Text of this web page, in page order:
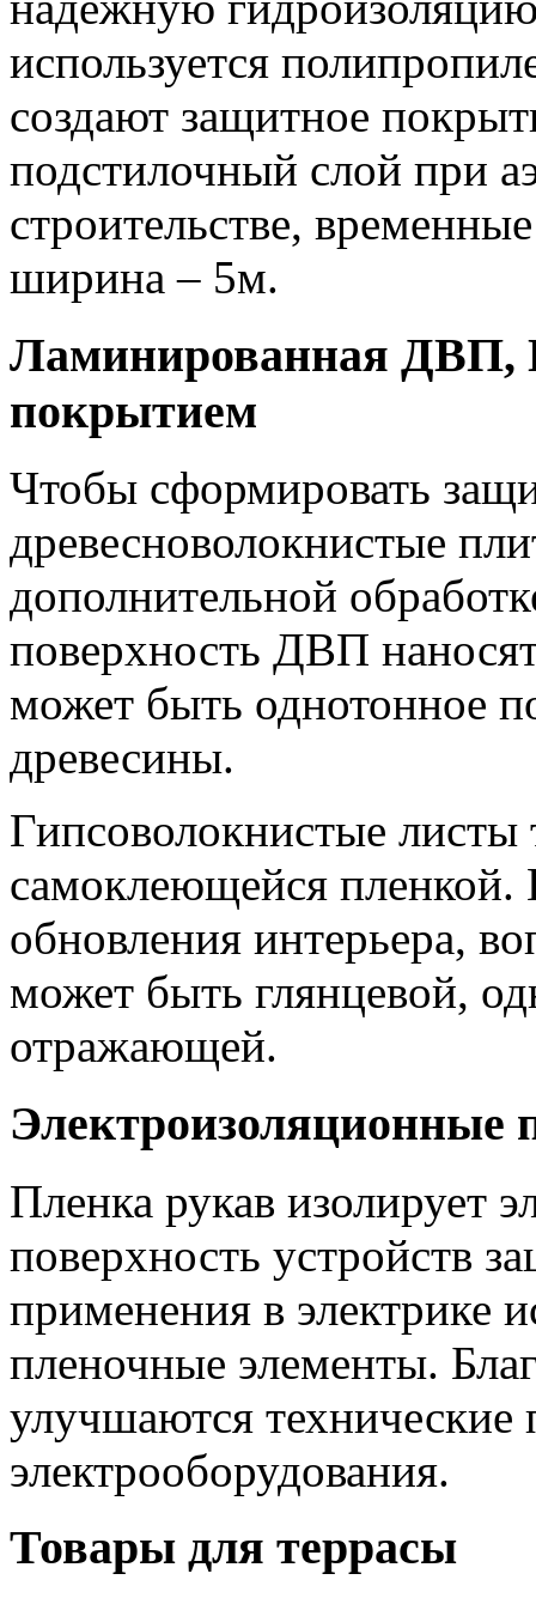
используется
создают защитное
подстилочный слой при
строительстве,
ширина – 5м.
Ламинированная ДВП,
покрытием
Чтобы сформировать
древесноволокнистые
дополнительной
поверхность ДВП
может быть однотонное
древесины.
Гипсоволокнистые
самоклеющейся
обновления интерьера,
может быть глянцевой,
отражающей.
Электроизоляционные
Пленка рукав изолирует
поверхность устройств
применения в электрике
пленочные элементы.
улучшаются технические
электрооборудования.
Товары для террасы